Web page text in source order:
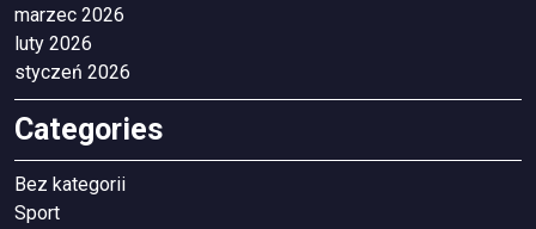
marzec 2026
luty 2026
styczeń 2026
Categories
Bez kategorii
Sport